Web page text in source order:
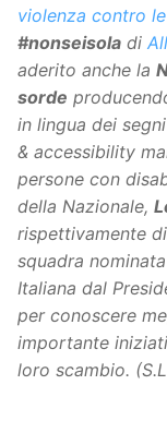
violenza contro
#nonseisola di
aderito anche la
sorde
in lingua dei
& accessibility
persone con
della Nazionale,
rispettivamente
squadra
Italiana dal
per conoscere
importante
loro scambio.